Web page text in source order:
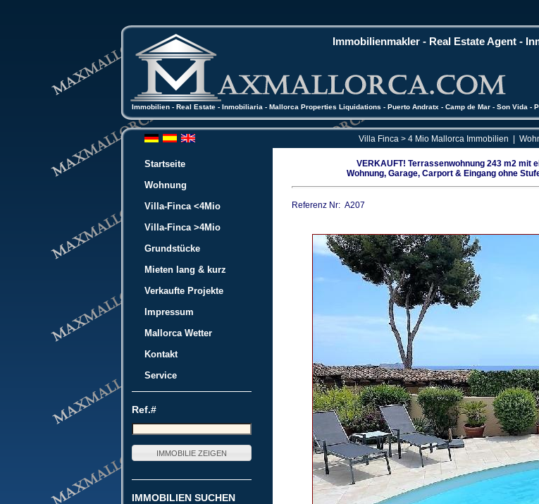
Immobilien - Real Estate - Inmobiliaria - Mallorca Properties Liquidations - Puerto Andratx - Camp de Mar - Son Vida -
Immobilienmakler - Real Estate Agent -
Villa Finca > 4 Mio Mallorca Immobilien
Startseite
Wohnung
Villa-Finca <4Mio
Villa-Finca >4Mio
Grundstücke
Mieten lang & kurz
Verkaufte Projekte
Impressum
Mallorca Wetter
Kontakt
Service
Ref.#
IMMOBILIEN SUCHEN
VERKAUFT! Terrassenwohnung 243 m2 mit
Wohnung, Garage, Carport & Eingang ohne
Referenz Nr: A207